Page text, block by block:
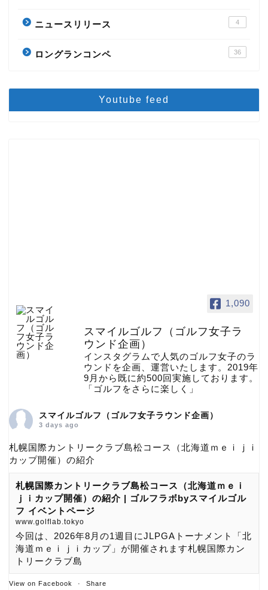
ニュースリリース 4
ロングランコンペ 36
Youtube feed
1,090
スマイルゴルフ（ゴルフ女子ラ
ウンド企画）
インスタグラムで人気のゴルフ女子のラ
ウンドを企画、運営いたします。2019年
9月から既に約500回実施しております。
「ゴルフをさらに楽しく」
スマイルゴルフ（ゴルフ女子ラウンド企画）
3 days ago
札幌国際カントリークラブ島松コース（北海道ｍｅｉｊｉ
カップ開催）の紹介
札幌国際カントリークラブ島松コース（北海道ｍｅｉ
ｊｉカップ開催）の紹介 | ゴルフラボbyスマイルゴル
フ イベントページ
www.golflab.tokyo
今回は、2026年8月の1週目にJLPGAトーナメント「北
海道ｍｅｉｊｉカップ」が開催されます札幌国際カン
トリークラブ島
View on Facebook · Share